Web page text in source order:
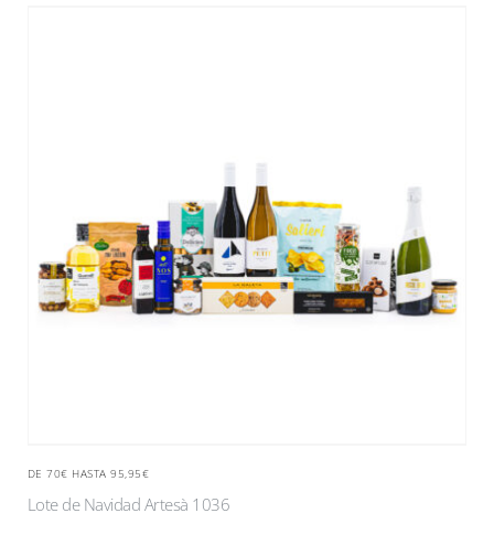
DE 70€ HASTA 95,95€
Lote de Navidad Artesà 1036